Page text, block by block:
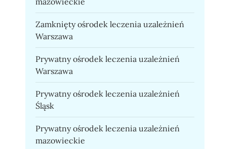
Zamknięty ośrodek leczenia uzależnień
Warszawa
Prywatny ośrodek leczenia uzależnień
Warszawa
Prywatny ośrodek leczenia uzależnień
Śląsk
Prywatny ośrodek leczenia uzależnień
mazowieckie